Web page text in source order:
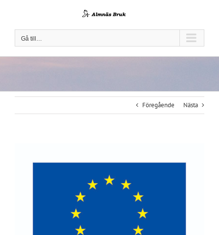
Gå till…
Föregående Nästa